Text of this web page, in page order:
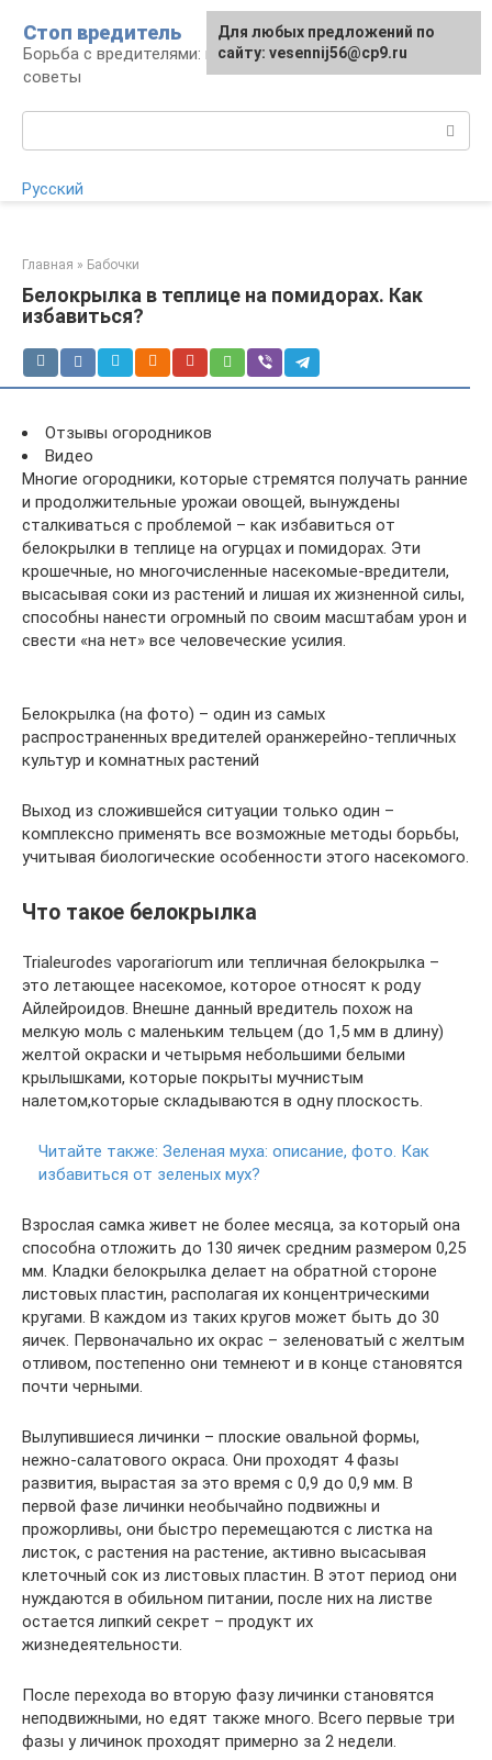
контенту
Стоп вредитель
Борьба с вредителями: правила, средства,
советы
Русский
Главная » Бабочки
Белокрылка в теплице на помидорах. Как
избавиться?
Отзывы огородников
Видео
Многие огородники, которые стремятся получать ранние
и продолжительные урожаи овощей, вынуждены
сталкиваться с проблемой – как избавиться от
белокрылки в теплице на огурцах и помидорах. Эти
крошечные, но многочисленные насекомые-вредители,
высасывая соки из растений и лишая их жизненной силы,
способны нанести огромный по своим масштабам урон и
свести «на нет» все человеческие усилия.
Белокрылка (на фото) – один из самых
распространенных вредителей оранжерейно-тепличных
культур и комнатных растений
Выход из сложившейся ситуации только один –
комплексно применять все возможные методы борьбы,
учитывая биологические особенности этого насекомого.
Что такое белокрылка
Trialeurodes vaporariorum или тепличная белокрылка –
это летающее насекомое, которое относят к роду
Айлейроидов. Внешне данный вредитель похож на
мелкую моль с маленьким тельцем (до 1,5 мм в длину)
желтой окраски и четырьмя небольшими белыми
крылышками, которые покрыты мучнистым
налетом,которые складываются в одну плоскость.
Читайте также: Зеленая муха: описание, фото. Как
избавиться от зеленых мух?
Взрослая самка живет не более месяца, за который она
способна отложить до 130 яичек средним размером 0,25
мм. Кладки белокрылка делает на обратной стороне
листовых пластин, располагая их концентрическими
кругами. В каждом из таких кругов может быть до 30
яичек. Первоначально их окрас – зеленоватый с желтым
отливом, постепенно они темнеют и в конце становятся
почти черными.
Вылупившиеся личинки – плоские овальной формы,
нежно-салатового окраса. Они проходят 4 фазы
развития, вырастая за это время с 0,9 до 0,9 мм. В
первой фазе личинки необычайно подвижны и
прожорливы, они быстро перемещаются с листка на
листок, с растения на растение, активно высасывая
клеточный сок из листовых пластин. В этот период они
нуждаются в обильном питании, после них на листве
остается липкий секрет – продукт их
жизнедеятельности.
После перехода во вторую фазу личинки становятся
неподвижными, но едят также много. Всего первые три
фазы у личинок проходят примерно за 2 недели.
Для любых предложений по
сайту: [email protected]
Для любых предложений по
сайту: vesennij56@cp9.ru